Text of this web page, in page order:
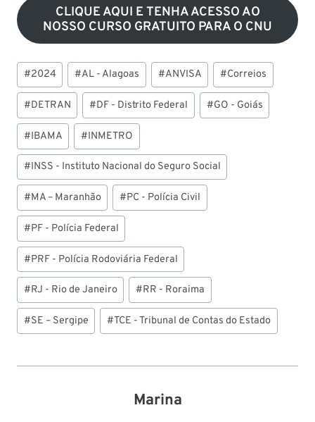
CLIQUE AQUI E TENHA ACESSO AO
NOSSO CURSO GRATUITO PARA O CNU
Tags
do
Post:
#2024 #AL - Alagoas #ANVISA #Correios
#DETRAN #DF - Distrito Federal #GO - Goiás
#IBAMA #INMETRO
#INSS - Instituto Nacional do Seguro Social
#MA – Maranhão #PC - Polícia Civil
#PF - Polícia Federal
#PRF - Polícia Rodoviária Federal
#RJ - Rio de Janeiro #RR - Roraima
#SE – Sergipe #TCE - Tribunal de Contas do Estado
Marina